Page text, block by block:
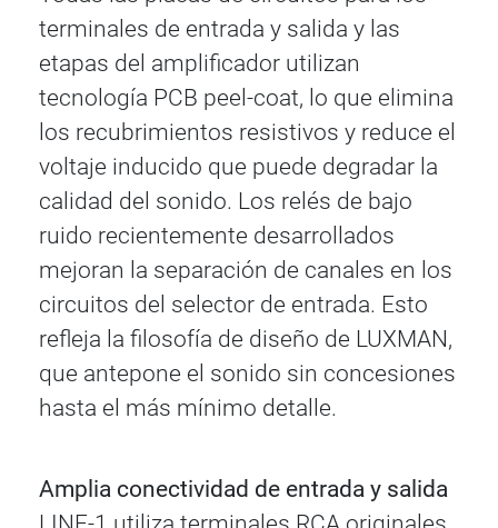
terminales de entrada y salida y las
etapas del amplificador utilizan
tecnología PCB peel-coat, lo que elimina
los recubrimientos resistivos y reduce el
voltaje inducido que puede degradar la
calidad del sonido. Los relés de bajo
ruido recientemente desarrollados
mejoran la separación de canales en los
circuitos del selector de entrada. Esto
refleja la filosofía de diseño de LUXMAN,
que antepone el sonido sin concesiones
hasta el más mínimo detalle.
Amplia conectividad de entrada y salida